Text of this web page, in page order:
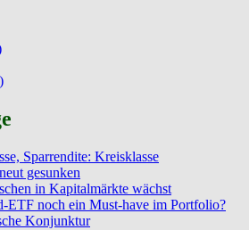
Sparrendite: Kreisklasse
gesunken
in Kapitalmärkte wächst
ETF noch ein Must-have im Portfolio?
Konjunktur